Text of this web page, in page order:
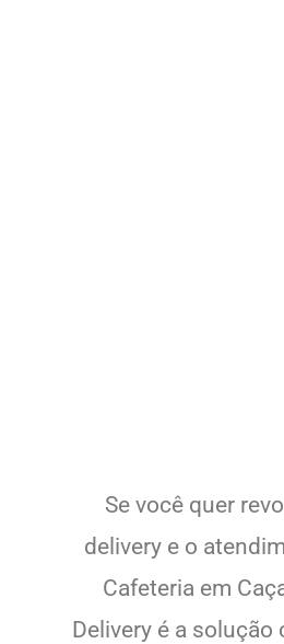
Se você quer
delivery e o
Cafeteria em
Delivery é a solução